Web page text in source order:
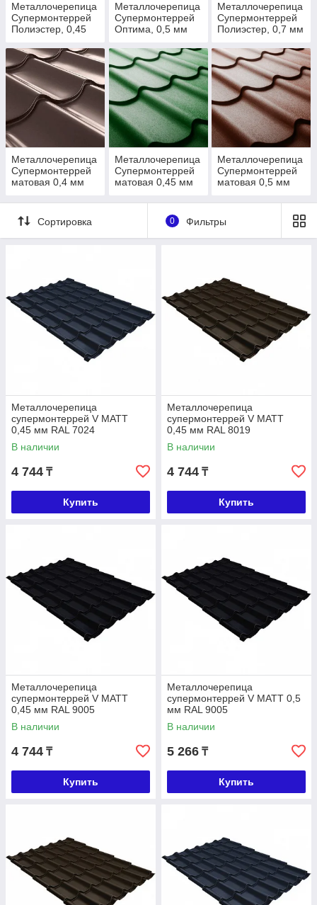
Металлочерепица
Супермонтеррей
Полиэстер, 0,45
Металлочерепица
Супермонтеррей
Оптима, 0,5 мм
Металлочерепица
Супермонтеррей
Полиэстер, 0,7 мм
Металлочерепица
Супермонтеррей
матовая 0,4 мм
Металлочерепица
Супермонтеррей
матовая 0,45 мм
Металлочерепица
Супермонтеррей
матовая 0,5 мм
Сортировка 0 Фильтры
Металлочерепица
супермонтеррей V МАТТ
0,45 мм RAL 7024
В наличии
4 744 ₸
Купить
Металлочерепица
супермонтеррей V МАТТ
0,45 мм RAL 8019
В наличии
4 744 ₸
Купить
Металлочерепица
супермонтеррей V МАТТ
0,45 мм RAL 9005
В наличии
4 744 ₸
Купить
Металлочерепица
супермонтеррей V МАТТ 0,5
мм RAL 9005
В наличии
5 266 ₸
Купить